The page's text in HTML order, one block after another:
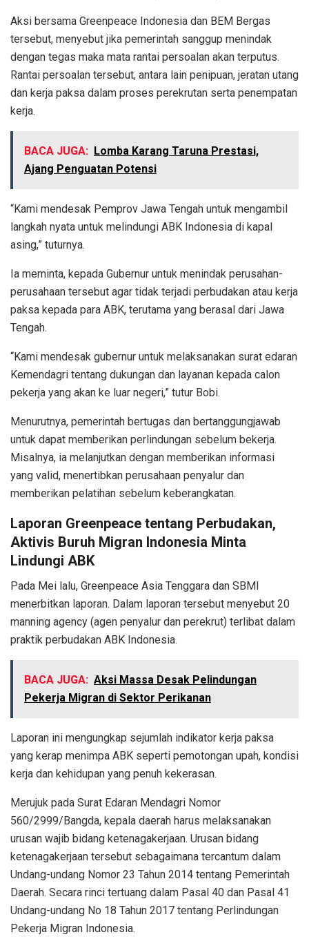
Aksi bersama Greenpeace Indonesia dan BEM Bergas
tersebut, menyebut jika pemerintah sanggup menindak
dengan tegas maka mata rantai persoalan akan terputus.
Rantai persoalan tersebut, antara lain penipuan, jeratan utang
dan kerja paksa dalam proses perekrutan serta penempatan
kerja.
BACA JUGA: Lomba Karang Taruna Prestasi,
Ajang Penguatan Potensi
“Kami mendesak Pemprov Jawa Tengah untuk mengambil
langkah nyata untuk melindungi ABK Indonesia di kapal
asing,” tuturnya.
Ia meminta, kepada Gubernur untuk menindak perusahan-
perusahaan tersebut agar tidak terjadi perbudakan atau kerja
paksa kepada para ABK, terutama yang berasal dari Jawa
Tengah.
“Kami mendesak gubernur untuk melaksanakan surat edaran
Kemendagri tentang dukungan dan layanan kepada calon
pekerja yang akan ke luar negeri,” tutur Bobi.
Menurutnya, pemerintah bertugas dan bertanggungjawab
untuk dapat memberikan perlindungan sebelum bekerja.
Misalnya, ia melanjutkan dengan memberikan informasi
yang valid, menertibkan perusahaan penyalur dan
memberikan pelatihan sebelum keberangkatan.
Laporan Greenpeace tentang Perbudakan,
Aktivis Buruh Migran Indonesia Minta
Lindungi ABK
Pada Mei lalu, Greenpeace Asia Tenggara dan SBMI
menerbitkan laporan. Dalam laporan tersebut menyebut 20
manning agency (agen penyalur dan perekrut) terlibat dalam
praktik perbudakan ABK Indonesia.
BACA JUGA: Aksi Massa Desak Pelindungan
Pekerja Migran di Sektor Perikanan
Laporan ini mengungkap sejumlah indikator kerja paksa
yang kerap menimpa ABK seperti pemotongan upah, kondisi
kerja dan kehidupan yang penuh kekerasan.
Merujuk pada Surat Edaran Mendagri Nomor
560/2999/Bangda, kepala daerah harus melaksanakan
urusan wajib bidang ketenagakerjaan. Urusan bidang
ketenagakerjaan tersebut sebagaimana tercantum dalam
Undang-undang Nomor 23 Tahun 2014 tentang Pemerintah
Daerah. Secara rinci tertuang dalam Pasal 40 dan Pasal 41
Undang-undang No 18 Tahun 2017 tentang Perlindungan
Pekerja Migran Indonesia.